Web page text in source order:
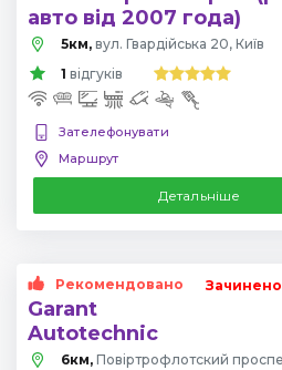
авто від 2007 года)
5км, вул. Гвардійська 20, Київ
1 відгуків
Зателефонувати
Маршрут
Детальніше
Рекомендовано
Garant
Autotechnic
Зачинено
6км,